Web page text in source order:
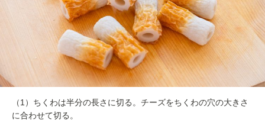
（1）ちくわは半分の長さに切る。チーズをちくわの穴の大きさ
に合わせて切る。